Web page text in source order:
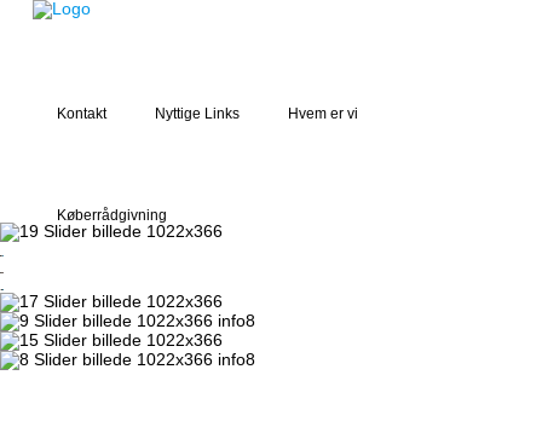
Kontakt Nyttige Links Hvem er vi
Køberrådgivning